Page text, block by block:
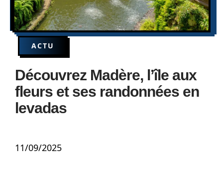
ACTU
Découvrez Madère, l’île aux
fleurs et ses randonnées en
levadas
11/09/2025